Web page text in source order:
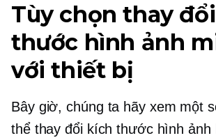
Tùy chọn thay
thước hình ảnh
với thiết bị
Bây giờ, chúng ta hãy xem một
thể thay đổi kích thước hình ảnh